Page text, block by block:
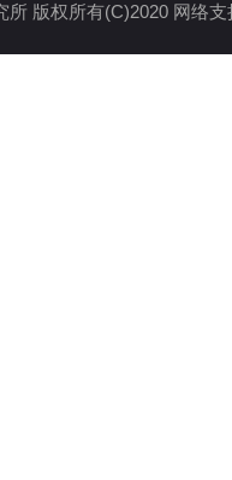
所版权所有(C)2020 网络支